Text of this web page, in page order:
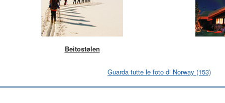
Beitostølen
Guarda tutte le foto di Norway (153)